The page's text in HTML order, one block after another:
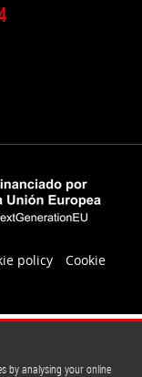
policy
Cookie
by analysing your online